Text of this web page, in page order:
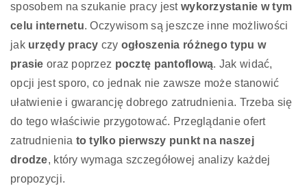
sposobem na szukanie pracy jest wykorzystanie w tym
celu internetu. Oczywisom są jeszcze inne możliwości
jak urzędy pracy czy ogłoszenia różnego typu w
prasie oraz poprzez pocztę pantoflową. Jak widać,
opcji jest sporo, co jednak nie zawsze może stanowić
ułatwienie i gwarancję dobrego zatrudnienia. Trzeba się
do tego właściwie przygotować. Przeglądanie ofert
zatrudnienia to tylko pierwszy punkt na naszej
drodze, który wymaga szczegółowej analizy każdej
propozycji.